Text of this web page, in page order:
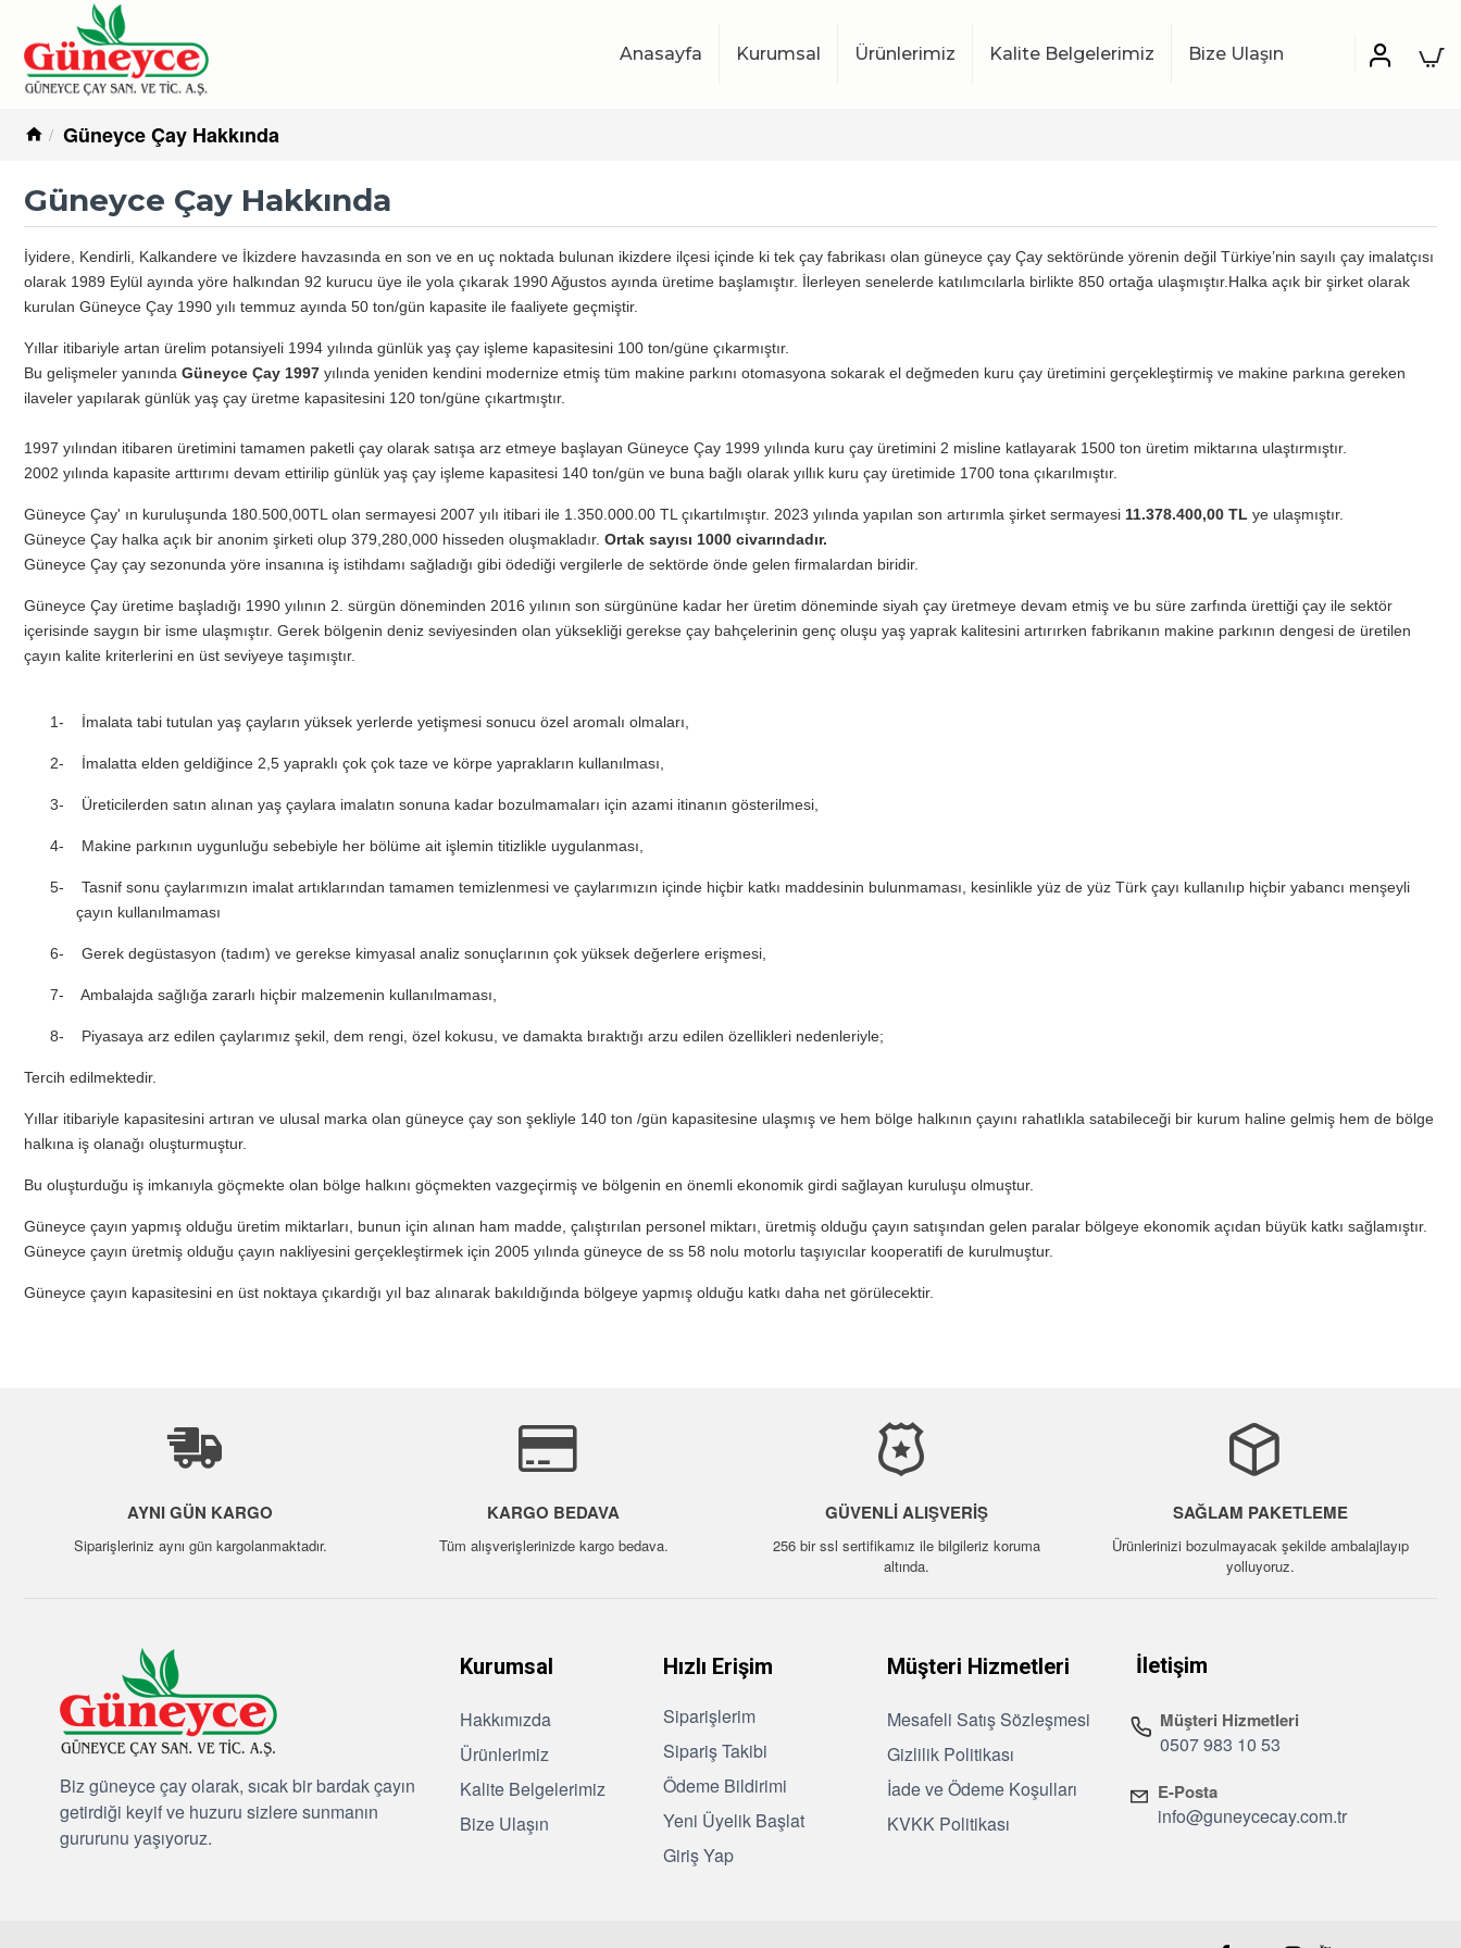
Anasayfa Kurumsal Ürünlerimiz Kalite Belgelerimiz Bize Ulaşın
Güneyce Çay Hakkında
Güneyce Çay Hakkında
İyidere, Kendirli, Kalkandere ve İkizdere havzasında en son ve en uç noktada bulunan ikizdere ilçesi içinde ki tek çay fabrikası olan güneyce çay Çay sektöründe yörenin değil Türkiye’nin sayılı çay imalatçısı
olarak 1989 Eylül ayında yöre halkından 92 kurucu üye ile yola çıkarak 1990 Ağustos ayında üretime başlamıştır. İlerleyen senelerde katılımcılarla birlikte 850 ortağa ulaşmıştır. Halka açık bir şirket olarak
kurulan Güneyce Çay 1990 yılı temmuz ayında 50 ton/gün kapasite ile faaliyete geçmiştir.
Yıllar itibariyle artan ürelim potansiyeli 1994 yılında günlük yaş çay işleme kapasitesini 100 ton/güne çıkarmıştır.
Bu gelişmeler yanında Güneyce Çay 1997 yılında yeniden kendini modernize etmiş tüm makine parkını otomasyona sokarak el değmeden kuru çay üretimini gerçekleştirmiş ve makine parkına gereken
ilaveler yapılarak günlük yaş çay üretme kapasitesini 120 ton/güne çıkartmıştır.
1997 yılından itibaren üretimini tamamen paketli çay olarak satışa arz etmeye başlayan Güneyce Çay 1999 yılında kuru çay üretimini 2 misline katlayarak 1500 ton üretim miktarına ulaştırmıştır.
2002 yılında kapasite arttırımı devam ettirilip günlük yaş çay işleme kapasitesi 140 ton/gün ve buna bağlı olarak yıllık kuru çay üretimide 1700 tona çıkarılmıştır.
Güneyce Çay' ın kuruluşunda 180.500,00TL olan sermayesi 2007 yılı itibari ile 1.350.000.00 TL çıkartılmıştır. 2023 yılında yapılan son artırımla şirket sermayesi 11.378.400,00 TL ye ulaşmıştır.
Güneyce Çay halka açık bir anonim şirketi olup 379,280,000 hisseden oluşmakladır. Ortak sayısı 1000 civarındadır.
Güneyce Çay çay sezonunda yöre insanına iş istihdamı sağladığı gibi ödediği vergilerle de sektörde önde gelen firmalardan biridir.
Güneyce Çay üretime başladığı 1990 yılının 2. sürgün döneminden 2016 yılının son sürgününe kadar her üretim döneminde siyah çay üretmeye devam etmiş ve bu süre zarfında ürettiği çay ile sektör
içerisinde saygın bir isme ulaşmıştır. Gerek bölgenin deniz seviyesinden olan yüksekliği gerekse çay bahçelerinin genç oluşu yaş yaprak kalitesini artırırken fabrikanın makine parkının dengesi de üretilen
çayın kalite kriterlerini en üst seviyeye taşımıştır.
1- İmalata tabi tutulan yaş çayların yüksek yerlerde yetişmesi sonucu özel aromalı olmaları,
2- İmalatta elden geldiğince 2,5 yapraklı çok çok taze ve körpe yaprakların kullanılması,
3- Üreticilerden satın alınan yaş çaylara imalatın sonuna kadar bozulmamaları için azami itinanın gösterilmesi,
4- Makine parkının uygunluğu sebebiyle her bölüme ait işlemin titizlikle uygulanması,
5-
Tasnif sonu çaylarımızın imalat artıklarından tamamen temizlenmesi ve çaylarımızın içinde hiçbir katkı maddesinin bulunmaması, kesinlikle yüz de yüz Türk çayı kullanılıp hiçbir yabancı menşeyli
çayın kullanılmaması
6- Gerek degüstasyon (tadım) ve gerekse kimyasal analiz sonuçlarının çok yüksek değerlere erişmesi,
7- Ambalajda sağlığa zararlı hiçbir malzemenin kullanılmaması,
8- Piyasaya arz edilen çaylarımız şekil, dem rengi, özel kokusu, ve damakta bıraktığı arzu edilen özellikleri nedenleriyle;
Tercih edilmektedir.
Yıllar itibariyle kapasitesini artıran ve ulusal marka olan güneyce çay son şekliyle 140 ton /gün kapasitesine ulaşmış ve hem bölge halkının çayını rahatlıkla satabileceği bir kurum haline gelmiş hem de bölge
halkına iş olanağı oluşturmuştur.
Bu oluşturduğu iş imkanıyla göçmekte olan bölge halkını göçmekten vazgeçirmiş ve bölgenin en önemli ekonomik girdi sağlayan kuruluşu olmuştur.
Güneyce çayın yapmış olduğu üretim miktarları, bunun için alınan ham madde, çalıştırılan personel miktarı, üretmiş olduğu çayın satışından gelen paralar bölgeye ekonomik açıdan büyük katkı sağlamıştır.
Güneyce çayın üretmiş olduğu çayın nakliyesini gerçekleştirmek için 2005 yılında güneyce de ss 58 nolu motorlu taşıyıcılar kooperatifi de kurulmuştur.
Güneyce çayın kapasitesini en üst noktaya çıkardığı yıl baz alınarak bakıldığında bölgeye yapmış olduğu katkı daha net görülecektir.
AYNI GÜN KARGO
Siparişleriniz aynı gün kargolanmaktadır.
KARGO BEDAVA
Tüm alışverişlerinizde kargo bedava.
GÜVENLI ALIŞVERIŞ
256 bir ssl sertifikamız ile bilgileriz koruma
altında.
SAĞLAM PAKETLEME
Ürünlerinizi bozulmayacak şekilde ambalajlayıp
yolluyoruz.
Biz güneyce çay olarak, sıcak bir bardak çayın
getirdiği keyif ve huzuru sizlere sunmanın
gururunu yaşıyoruz.
Kurumsal
Hakkımızda
Ürünlerimiz
Kalite Belgelerimiz
Bize Ulaşın
Hızlı Erişim
Siparişlerim
Sipariş Takibi
Ödeme Bildirimi
Yeni Üyelik Başlat
Giriş Yap
Müşteri Hizmetleri
Mesafeli Satış Sözleşmesi
Gizlilik Politikası
İade ve Ödeme Koşulları
KVKK Politikası
İletişim
Müşteri Hizmetleri
0507 983 10 53
E-Posta
info@guneycecay.com.tr